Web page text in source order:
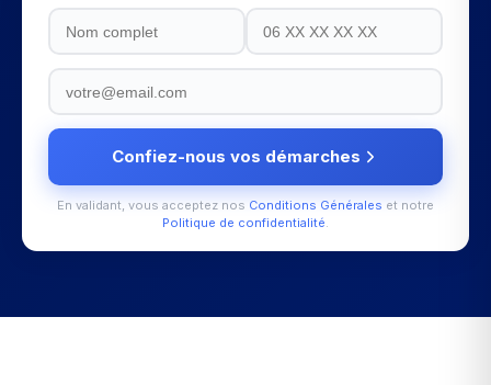
Confiez-nous vos démarches
En validant, vous acceptez nos Conditions Générales et notre
Politique de confidentialité.